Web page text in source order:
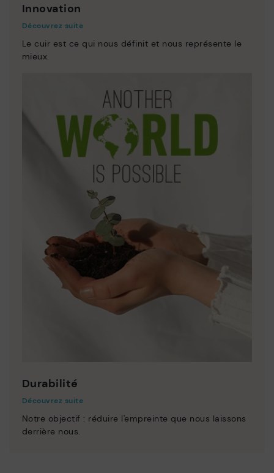
Innovation
Découvrez suite
Le cuir est ce qui nous définit et nous représente le
mieux.
Durabilité
Découvrez suite
Notre objectif : réduire l'empreinte que nous laissons
derrière nous.